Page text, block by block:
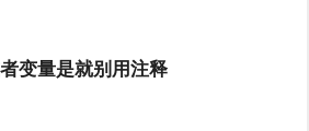
变量是就别用注释